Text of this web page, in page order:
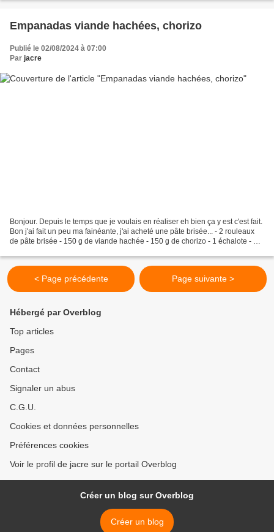
Empanadas viande hachées, chorizo
Publié le 02/08/2024 à 07:00
Par jacre
Bonjour. Depuis le temps que je voulais en réaliser eh bien ça y est c'est fait.
Bon j'ai fait un peu ma fainéante, j'ai acheté une pâte brisée... - 2 rouleaux
de pâte brisée - 150 g de viande hachée - 150 g de chorizo - 1 échalote - 1
< Page précédente Page suivante >
Hébergé par Overblog
Top articles
Pages
Contact
Signaler un abus
C.G.U.
Cookies et données personnelles
Préférences cookies
Voir le profil de jacre sur le portail Overblog
Créer un blog sur Overblog
Créer un blog